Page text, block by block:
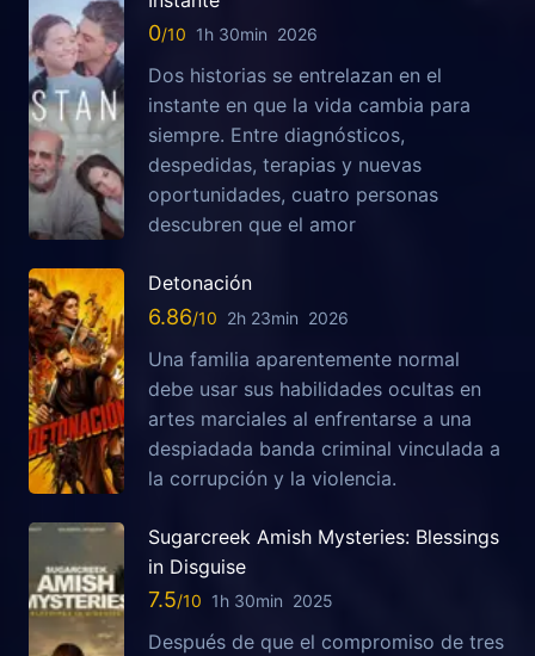
0 1h 30min 2026
Dos historias se entrelazan en el
instante en que la vida cambia para
siempre. Entre diagnósticos,
despedidas, terapias y nuevas
oportunidades, cuatro personas
descubren que el amor
Detonación
6.86 2h 23min 2026
Una familia aparentemente normal
debe usar sus habilidades ocultas en
artes marciales al enfrentarse a una
despiadada banda criminal vinculada a
la corrupción y la violencia.
Sugarcreek Amish Mysteries: Blessings
in Disguise
7.5 1h 30min 2025
Después de que el compromiso de tres